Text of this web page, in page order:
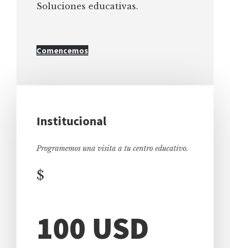
Soluciones educativas.
Comencemos
Institucional
Programemos una visita a tu centro educativo.
$
100 USD